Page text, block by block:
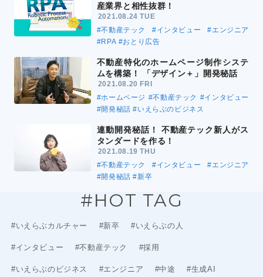
産業界と相性抜群！
2021.08.24 TUE
#不動産テック
#インタビュー
#エンジニア
#RPA #おとり広告
不動産特化のホームページ制作システ
ムを構築！ 「デザイン＋」開発秘話
2021.08.20 FRI
#ホームページ #不動産テック #インタビュー
#開発秘話 #いえらぶのビジネス
連動開発秘話！ 不動産テック新人がス
タンダードを作る！
2021.08.19 THU
#不動産テック
#インタビュー
#エンジニア
#開発秘話 #新卒
#HOT TAG
#いえらぶカルチャー #新卒 #いえらぶの人
#インタビュー #不動産テック #採用
#いえらぶのビジネス #エンジニア #中途 #生成AI